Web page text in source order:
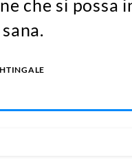
che si possa